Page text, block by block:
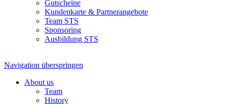
Gutscheine
Kundenkarte & Partnerangebote
Team STS
Sponsoring
Ausbildung STS
Navigation überspringen
About us
Team
History